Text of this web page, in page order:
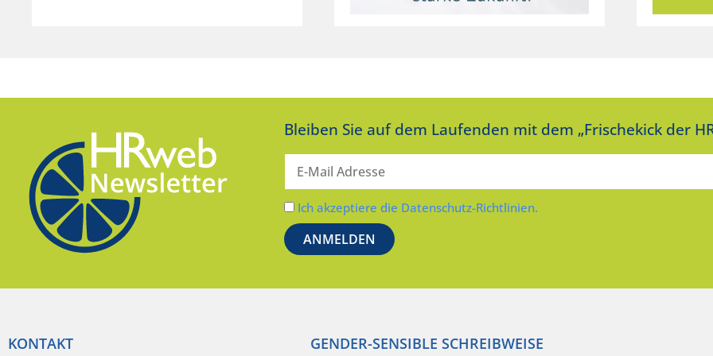
Bleiben Sie auf dem Laufenden mit dem „Frischekick der
Ich akzeptiere die Datenschutz-Richtlinien.
KONTAKT GENDER-SENSIBLE SCHREIBWEISE